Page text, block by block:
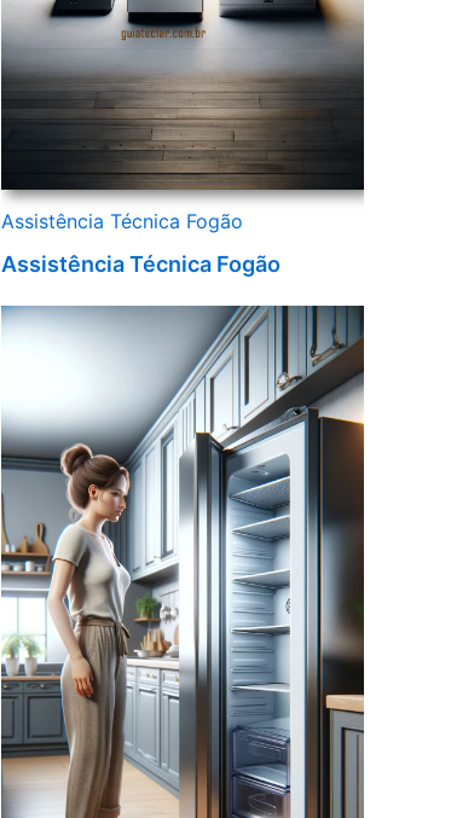
Assistência Técnica Fogão
Assistência Técnica Fogão